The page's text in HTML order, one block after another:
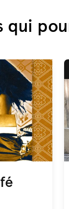
qui